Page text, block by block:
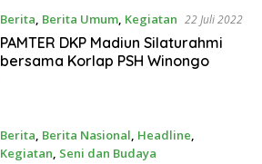
Berita, Berita Umum, Kegiatan 22 Juli 2022
PAMTER DKP Madiun Silaturahmi
bersama Korlap PSH Winongo
Berita, Berita Nasional, Headline,
Kegiatan, Seni dan Budaya